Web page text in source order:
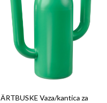
ÄRTBUSKE Vaza/kantica za